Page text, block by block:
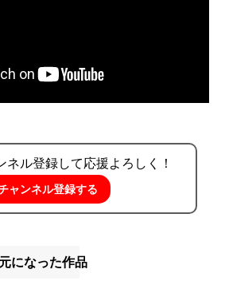
ネル登録して応援よろしく！
ャンネル登録する
になった作品